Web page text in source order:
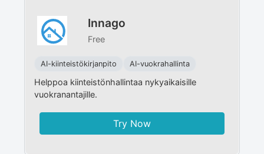
Innago
Free
AI-kiinteistökirjanpito AI-vuokrahallinta
Helppoa kiinteistönhallintaa nykyaikaisille
vuokranantajille.
Try Now